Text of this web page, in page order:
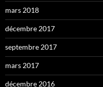
mars 2018
décembre 2017
septembre 2017
mars 2017
décembre 2016